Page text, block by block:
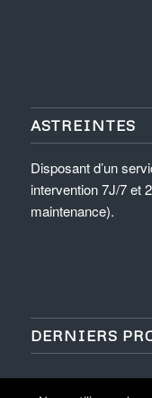
ASTREINTES
Disposant d’un
intervention 7J/7 et
maintenance).
DERNIERS